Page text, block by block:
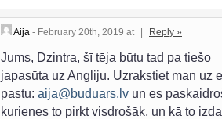
Aija - February 20th, 2019 at | Reply »
Jums, Dzintra, šī tēja būtu tad pa tiešo
japasūta uz Angliju. Uzrakstiet man uz
pastu: aija@buduars.lv un es
kurienes to pirkt visdrošāk, un kā to